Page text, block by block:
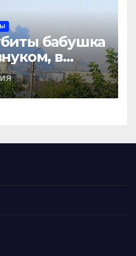
бабушка
в
Кубани